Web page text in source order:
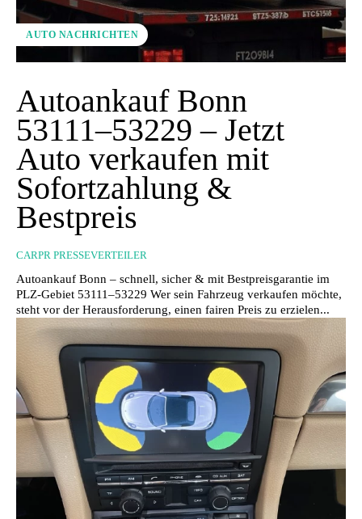
AUTO NACHRICHTEN
Autoankauf Bonn
53111–53229 – Jetzt
Auto verkaufen mit
Sofortzahlung &
Bestpreis
CARPR PRESSEVERTEILER
Autoankauf Bonn – schnell, sicher & mit Bestpreisgarantie im
PLZ-Gebiet 53111–53229 Wer sein Fahrzeug verkaufen möchte,
steht vor der Herausforderung, einen fairen Preis zu erzielen...